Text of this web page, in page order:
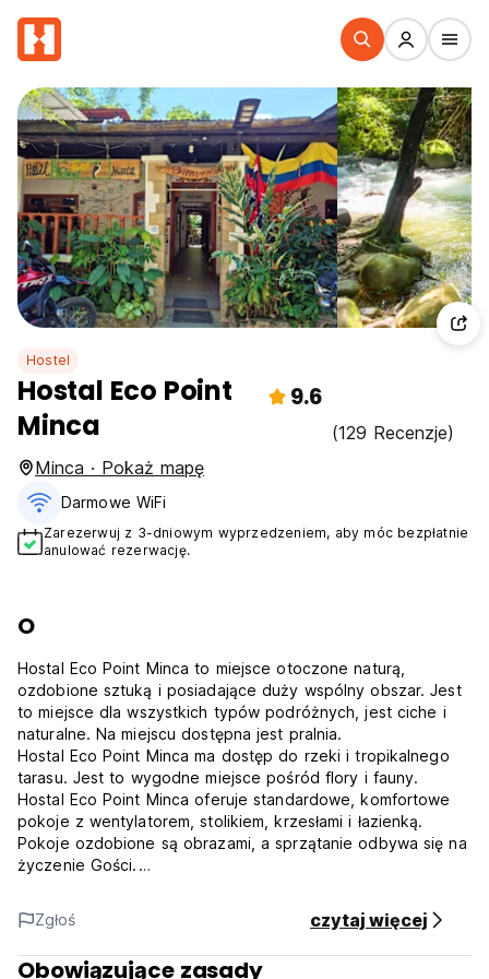
Hostel
Hostal Eco Point
Minca
9.6
(129 Recenzje)
Minca · Pokaż mapę
Darmowe WiFi
Zarezerwuj z 3-dniowym wyprzedzeniem, aby móc bezpłatnie
anulować rezerwację.
O
Hostal Eco Point Minca to miejsce otoczone naturą,
ozdobione sztuką i posiadające duży wspólny obszar. Jest
to miejsce dla wszystkich typów podróżnych, jest ciche i
naturalne. Na miejscu dostępna jest pralnia.
Hostal Eco Point Minca ma dostęp do rzeki i tropikalnego
tarasu. Jest to wygodne miejsce pośród flory i fauny.
Hostal Eco Point Minca oferuje standardowe, komfortowe
pokoje z wentylatorem, stolikiem, krzesłami i łazienką.
Pokoje ozdobione są obrazami, a sprzątanie odbywa się na
życzenie Gości.
Zasady anulowania rezerwacji: 48 godzin przed
przyjazdem.
W przypadku późnego anulowania rezerwacji lub
niepojawienia się Gościa w obiekcie pobierana jest opłata
Zgłoś czytaj więcej
Obowiązujące zasady